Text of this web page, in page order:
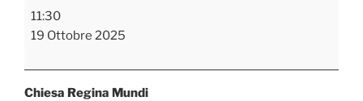
Messa
Domenicale
11:30
19 Ottobre 2025
Chiesa Regina Mundi